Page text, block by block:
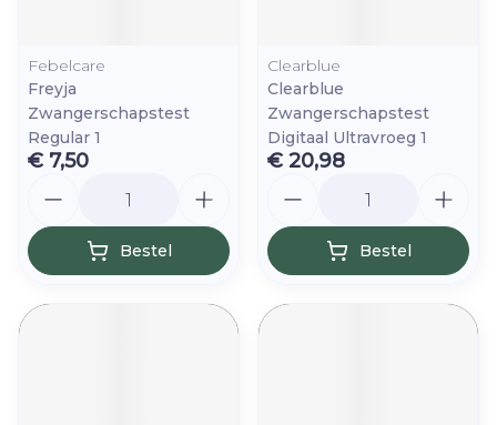
Febelcare
Freyja
Zwangerschapstest
Regular 1
€ 7,50
Bestel
Clearblue
Clearblue
Zwangerschapstest
Digitaal Ultravroeg 1
€ 20,98
Bestel